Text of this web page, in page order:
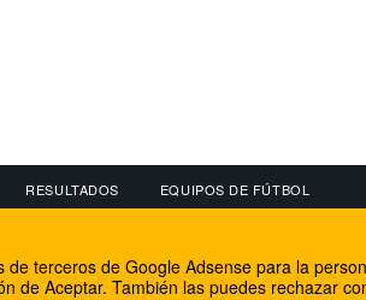
RESULTADOS EQUIPOS DE FÚTBOL
IP
Facebook
Twitter
terceros de Google Adsense para la
de Aceptar. También las puedes rechazar